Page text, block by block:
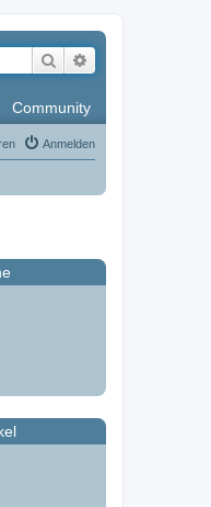
Suche
Community
Anmelden